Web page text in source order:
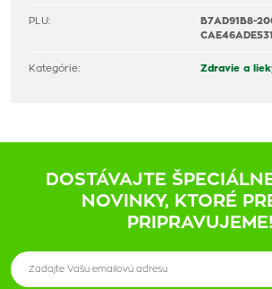
PLU:
B7AD91B8-
Kategórie: Zdravie a
DOSTÁVAJTE
NOVINKY, KTORÉ
PRIPRAVUJEME!